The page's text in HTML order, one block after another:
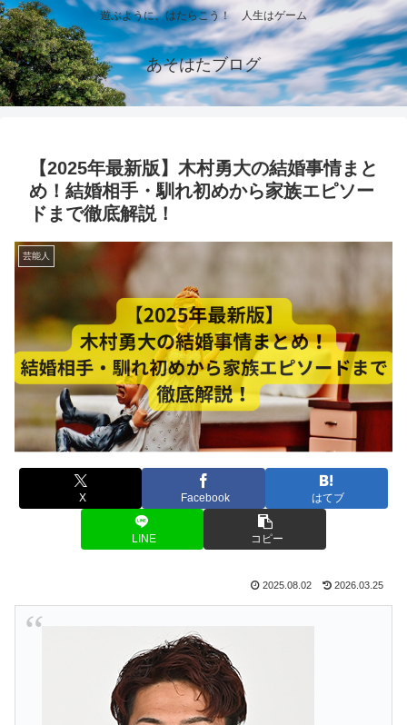
遊ぶように、はたらこう！ 人生はゲーム
あそはたブログ
【2025年最新版】木村勇大の結婚事情まと
め！結婚相手・馴れ初めから家族エピソー
ドまで徹底解説！
芸能人
X Facebook はてブ
LINE コピー
2025.08.02 2026.03.25